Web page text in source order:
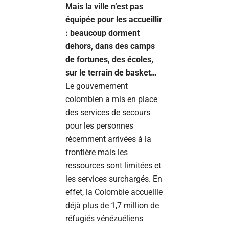
Mais la ville n’est pas
équipée pour les accueillir
: beaucoup dorment
dehors, dans des camps
de fortunes, des écoles,
sur le terrain de basket…
Le gouvernement
colombien a mis en place
des services de secours
pour les personnes
récemment arrivées à la
frontière mais les
ressources sont limitées et
les services surchargés. En
effet, la Colombie accueille
déjà plus de 1,7 million de
réfugiés vénézuéliens